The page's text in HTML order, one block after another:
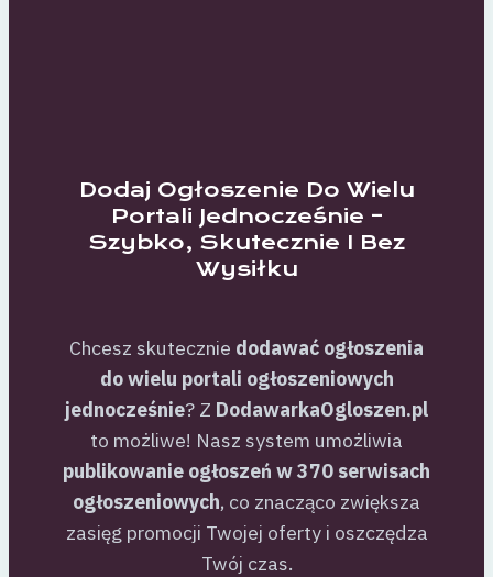
Dodaj Ogłoszenie Do Wielu
Portali Jednocześnie –
Szybko, Skutecznie I Bez
Wysiłku
Chcesz skutecznie dodawać ogłoszenia
do wielu portali ogłoszeniowych
jednocześnie? Z DodawarkaOgloszen.pl
to możliwe! Nasz system umożliwia
publikowanie ogłoszeń w 370 serwisach
ogłoszeniowych, co znacząco zwiększa
zasięg promocji Twojej oferty i oszczędza
Twój czas.